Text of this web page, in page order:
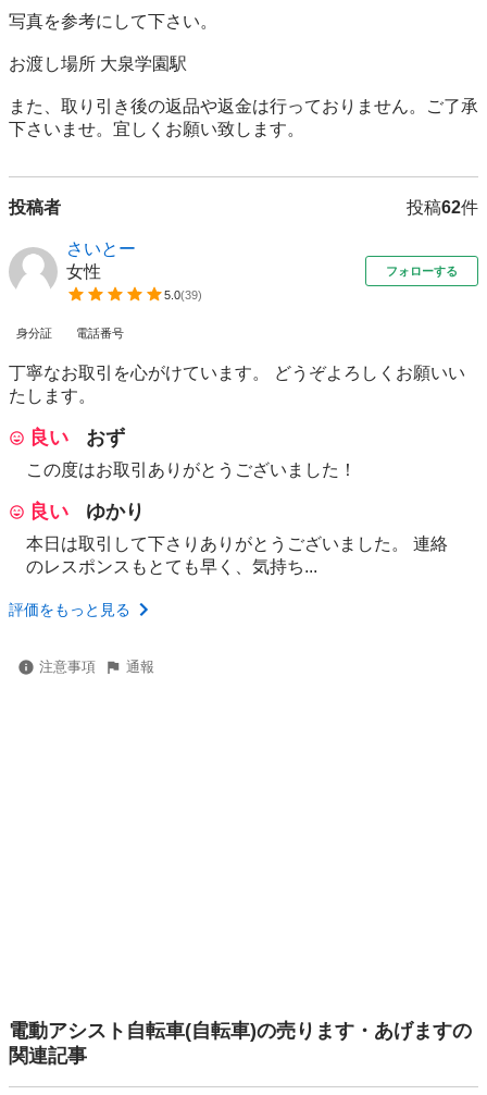
写真を参考にして下さい。
お渡し場所 大泉学園駅
また、取り引き後の返品や返金は行っておりません。ご了承
下さいませ。宜しくお願い致します。
投稿者 投稿62件
さいとー
女性
5.0(39)
フォローする
身分証 電話番号
丁寧なお取引を心がけています。 どうぞよろしくお願いい
たします。
良い おず
この度はお取引ありがとうございました！
良い ゆかり
本日は取引して下さりありがとうございました。 連絡
のレスポンスもとても早く、気持ち...
評価をもっと見る
注意事項 通報
電動アシスト自転車(自転車)の売ります・あげますの
関連記事